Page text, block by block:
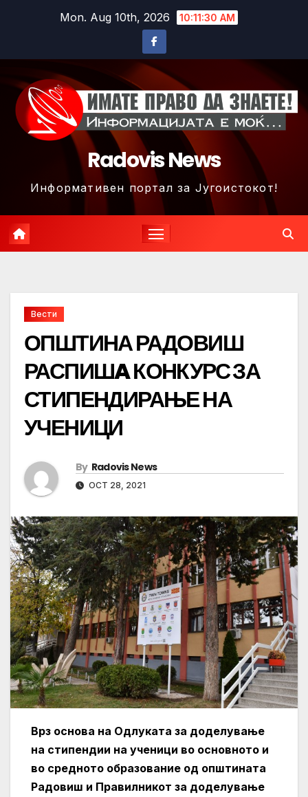
Mon. Aug 10th, 2026 10:11:33 AM
Radovis News
Информативен портал за Југоистокот!
Вести
ОПШТИНА РАДОВИШ
РАСПИШA КОНКУРС ЗА
СТИПЕНДИРАЊЕ НА
УЧЕНИЦИ
By Radovis News
OCT 28, 2021
Врз основа на Одлуката за доделување
на стипендии на ученици во основното и
во средното образование од општината
Радовиш и Правилникот за доделување